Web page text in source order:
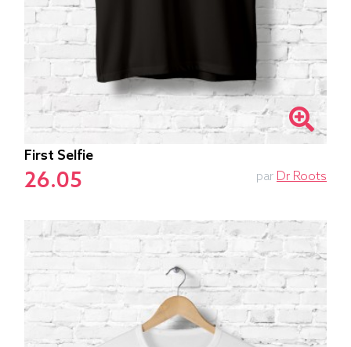
First Selfie
26.05 par Dr Roots